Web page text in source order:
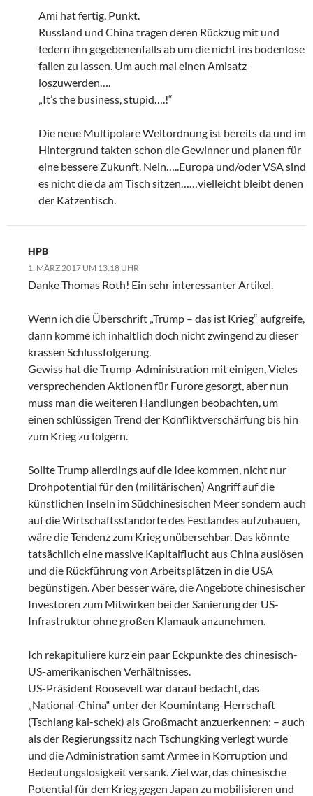
Ami hat fertig, Punkt.
Russland und China tragen deren Rückzug mit und
federn ihn gegebenenfalls ab um die nicht ins bodenlose
fallen zu lassen. Um auch mal einen Amisatz
loszuwerden….
„It’s the business, stupid….!“
Die neue Multipolare Weltordnung ist bereits da und im
Hintergrund takten schon die Gewinner und planen für
eine bessere Zukunft. Nein…..Europa und/oder VSA sind
es nicht die da am Tisch sitzen……vielleicht bleibt denen
der Katzentisch.
HPB
1. MÄRZ 2017 UM 13:18 UHR
Danke Thomas Roth! Ein sehr interessanter Artikel.
Wenn ich die Überschrift „Trump – das ist Krieg“ aufgreife,
dann komme ich inhaltlich doch nicht zwingend zu dieser
krassen Schlussfolgerung.
Gewiss hat die Trump-Administration mit einigen, Vieles
versprechenden Aktionen für Furore gesorgt, aber nun
muss man die weiteren Handlungen beobachten, um
einen schlüssigen Trend der Konfliktverschärfung bis hin
zum Krieg zu folgern.
Sollte Trump allerdings auf die Idee kommen, nicht nur
Drohpotential für den (militärischen) Angriff auf die
künstlichen Inseln im Südchinesischen Meer sondern auch
auf die Wirtschaftsstandorte des Festlandes aufzubauen,
wäre die Tendenz zum Krieg unübersehbar. Das könnte
tatsächlich eine massive Kapitalflucht aus China auslösen
und die Rückführung von Arbeitsplätzen in die USA
begünstigen. Aber besser wäre, die Angebote chinesischer
Investoren zum Mitwirken bei der Sanierung der US-
Infrastruktur ohne großen Klamauk anzunehmen.
Ich rekapituliere kurz ein paar Eckpunkte des chinesisch-
US-amerikanischen Verhältnisses.
US-Präsident Roosevelt war darauf bedacht, das
„National-China“ unter der Koumintang-Herrschaft
(Tschiang kai-schek) als Großmacht anzuerkennen: – auch
als der Regierungssitz nach Tschungking verlegt wurde
und die Administration samt Armee in Korruption und
Bedeutungslosigkeit versank. Ziel war, das chinesische
Potential für den Krieg gegen Japan zu mobilisieren und